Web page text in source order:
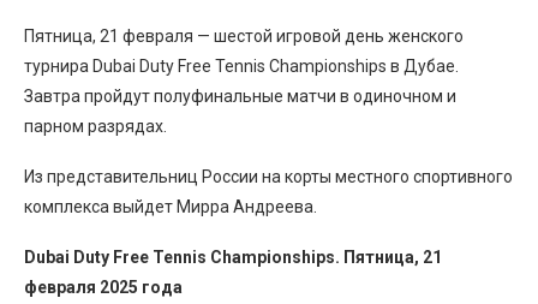
Пятница, 21 февраля — шестой игровой день женского
турнира Dubai Duty Free Tennis Championships в Дубае.
Завтра пройдут полуфинальные матчи в одиночном и
парном разрядах.
Из представительниц России на корты местного спортивного
комплекса выйдет Мирра Андреева.
Dubai Duty Free Tennis Championships. Пятница, 21
февраля 2025 года